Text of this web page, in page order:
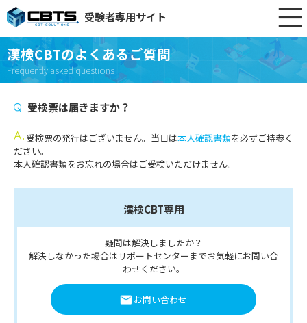
受験者専用サイト
漢検CBTのよくあるご質問
Frequently asked questions
受検票は届きますか？
受検票の発行はございません。当日は本人確認書類を必ずご持参く
ださい。
本人確認書類をお忘れの場合はご受検いただけません。
漢検CBT専用
疑問は解決しましたか？
解決しなかった場合はサポートセンターまでお気軽にお問い合
わせください。
お問い合わせ